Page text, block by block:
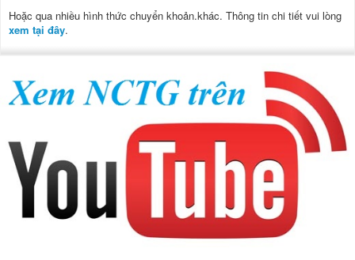
Hoặc qua nhiều hình thức chuyển khoản.khác. Thông tin chi tiết vui lòng
xem tại đây.